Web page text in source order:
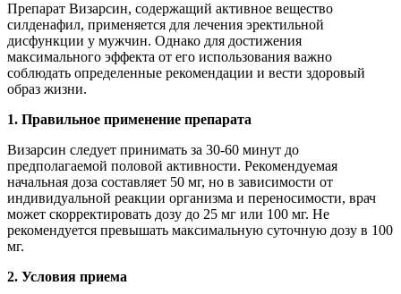
Препарат Визарсин, содержащий активное вещество
силденафил, применяется для лечения эректильной
дисфункции у мужчин. Однако для достижения
максимального эффекта от его использования важно
соблюдать определенные рекомендации и вести здоровый
образ жизни.
1. Правильное применение препарата
Визарсин следует принимать за 30-60 минут до
предполагаемой половой активности. Рекомендуемая
начальная доза составляет 50 мг, но в зависимости от
индивидуальной реакции организма и переносимости, врач
может скорректировать дозу до 25 мг или 100 мг. Не
рекомендуется превышать максимальную суточную дозу в 100
мг.
2. Условия приема